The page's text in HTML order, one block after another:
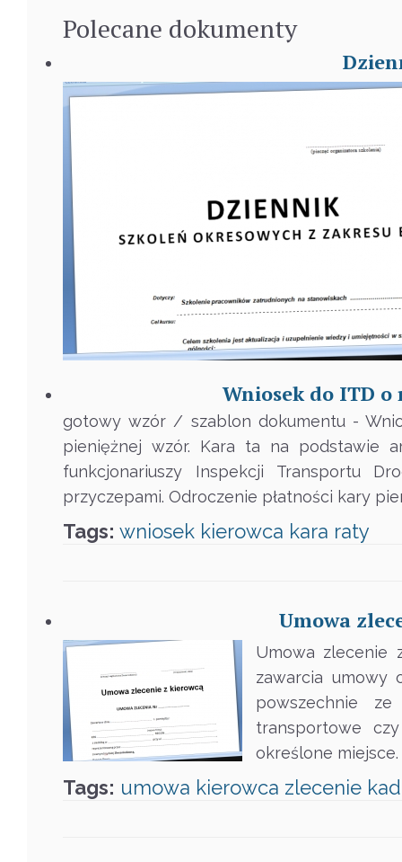
Polecane dokumenty
Wniosek do ITD
gotowy wzór / szablon dokumentu -
pieniężnej wzór. Kara ta na podstawie
funkcjonariuszy Inspekcji Transportu
przyczepami. Odroczenie płatności kary
Tags: wniosek kierowca kara raty
Umowa
Umowa zlecenie
zawarcia umowy
powszechnie
transportowe
określone
Tags: umowa kierowca zlecenie